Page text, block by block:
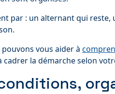
par : un alternant qui
vous aider à
cadrer la démarche selon